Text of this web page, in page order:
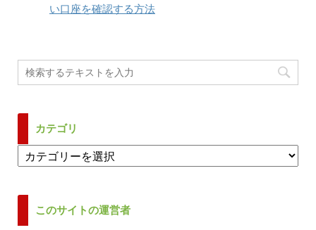
い口座を確認する方法
カテゴリ
テ
リ
このサイトの運営者